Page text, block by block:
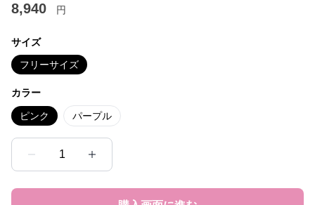
8,940 円
サイズ
フリーサイズ
カラー
ピンク パープル
1